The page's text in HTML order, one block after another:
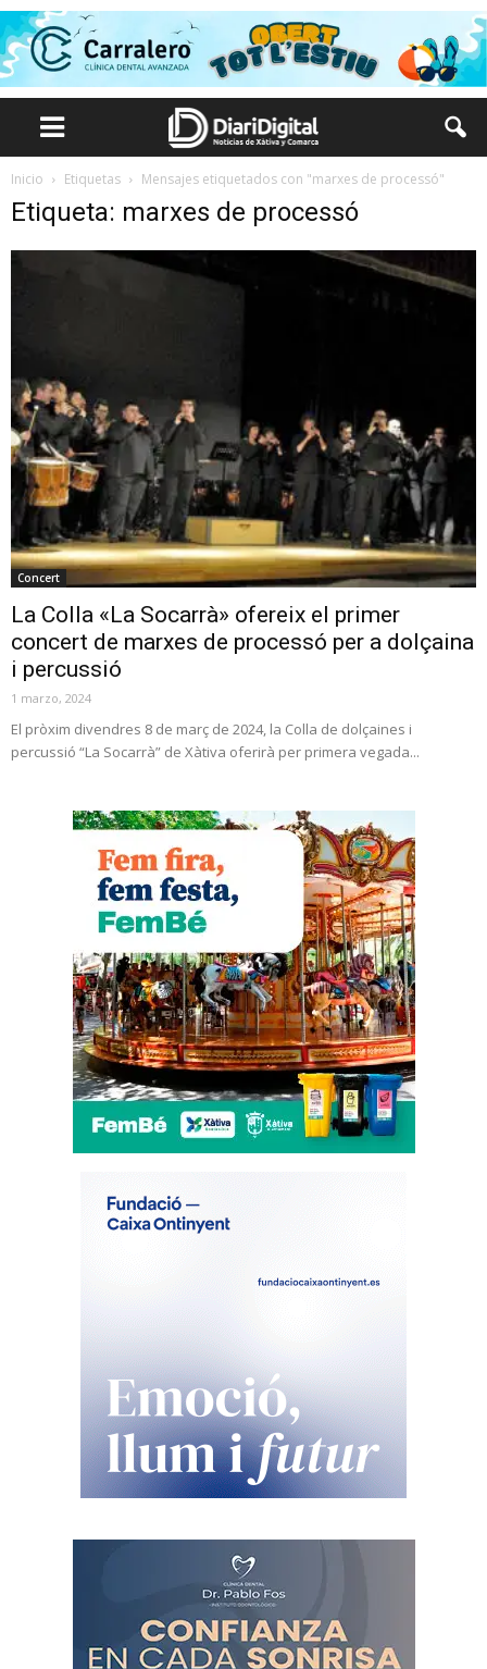
Inicio Etiquetas Mensajes etiquetados con "marxes de processó"
Etiqueta: marxes de processó
Concert
La Colla «La Socarrà» ofereix el primer
concert de marxes de processó per a dolçaina
i percussió
1 marzo, 2024
El pròxim divendres 8 de març de 2024, la Colla de dolçaines i
percussió “La Socarrà” de Xàtiva oferirà per primera vegada...